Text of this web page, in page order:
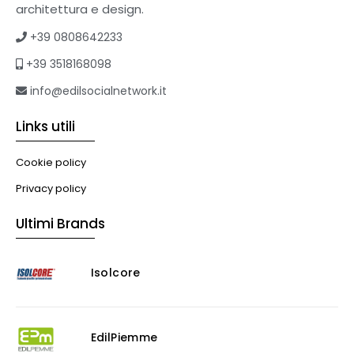
Tetti verdi
eBook
Formazione professionale
Illuminazione
Murature
Risanamento E Restauro
Consolidanti
architettura e design.
+39 0808642233
+39 3518168098
info@edilsocialnetwork.it
Links utili
Cookie policy
Privacy policy
Ultimi Brands
Isolcore
EdilPiemme